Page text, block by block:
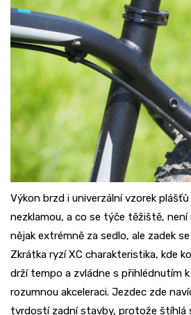
Výkon brzd i univerzální vzorek
nezklamou, a co se týče těžiště,
nějak extrémně za sedlo, ale zadek
Zkrátka ryzí XC charakteristika, kde
drží tempo a zvládne s přihlédnutím
rozumnou akceleraci. Jezdec zde
tvrdostí zadní stavby, protože štíhlá